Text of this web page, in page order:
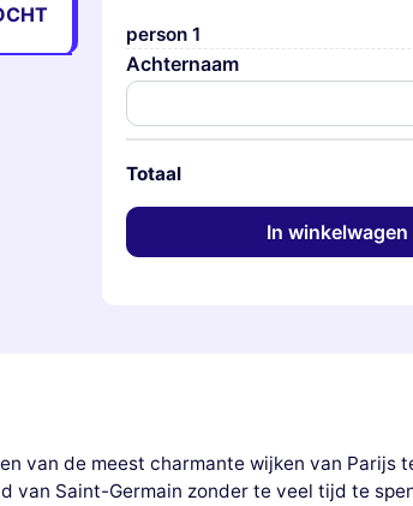
person 1
Achternaam
Totaal
In winkelwagen
van de meest charmante wijken van Parijs
van Saint-Germain zonder te veel tijd te